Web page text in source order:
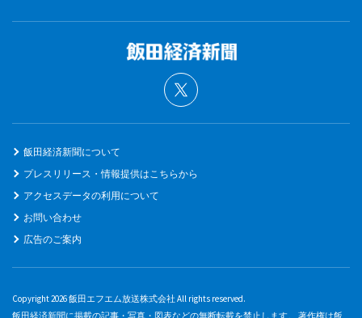
飯田経済新聞について
プレスリリース・情報提供はこちらから
アクセスデータの利用について
お問い合わせ
広告のご案内
Copyright 2026 飯田エフエム放送株式会社 All rights reserved.
飯田経済新聞に掲載の記事・写真・図表などの無断転載を禁止します。 著作権は飯